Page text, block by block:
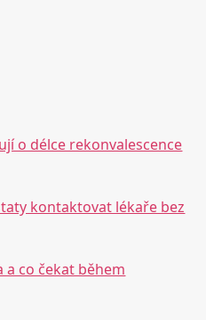
o délce rekonvalescence
kontaktovat lékaře bez
co čekat během